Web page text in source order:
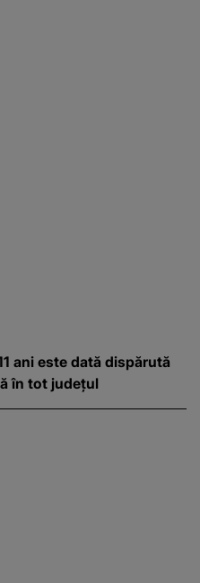
ani este dată dispărută
în tot județul